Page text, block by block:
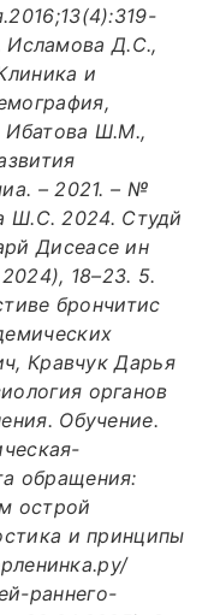
Исламова Д.С.,
и
Ибатова Ш.М.,
– 2021. – №
Ш.С. 2024. Студй
Дисеасе ин
18–23. 5.
брончитис
Кравчук Дарья
органов
Обучение.
обращения:
острой
и принципы
раннего-